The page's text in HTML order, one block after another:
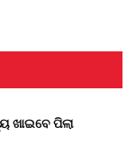
ଖାଇବେ ପିଲା